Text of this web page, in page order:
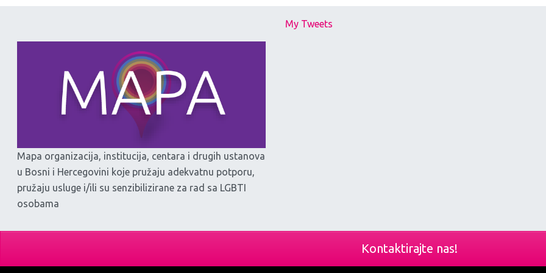
Mapa organizacija, institucija, centara i drugih ustanova
u Bosni i Hercegovini koje pružaju adekvatnu potporu,
pružaju usluge i/ili su senzibilizirane za rad sa LGBTI
osobama
My Tweets
Kontaktirajte nas!